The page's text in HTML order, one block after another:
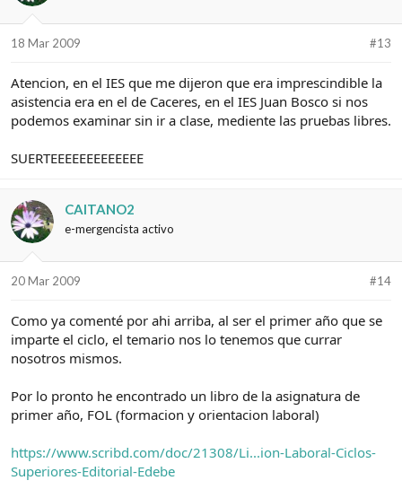
18 Mar 2009 #13
Atencion, en el IES que me dijeron que era imprescindible la
asistencia era en el de Caceres, en el IES Juan Bosco si nos
podemos examinar sin ir a clase, mediente las pruebas libres.
SUERTEEEEEEEEEEEEE
CAITANO2
e-mergencista activo
20 Mar 2009 #14
Como ya comenté por ahi arriba, al ser el primer año que se
imparte el ciclo, el temario nos lo tenemos que currar
nosotros mismos.
Por lo pronto he encontrado un libro de la asignatura de
primer año, FOL (formacion y orientacion laboral)
https://www.scribd.com/doc/21308/Li...ion-Laboral-Ciclos-
Superiores-Editorial-Edebe